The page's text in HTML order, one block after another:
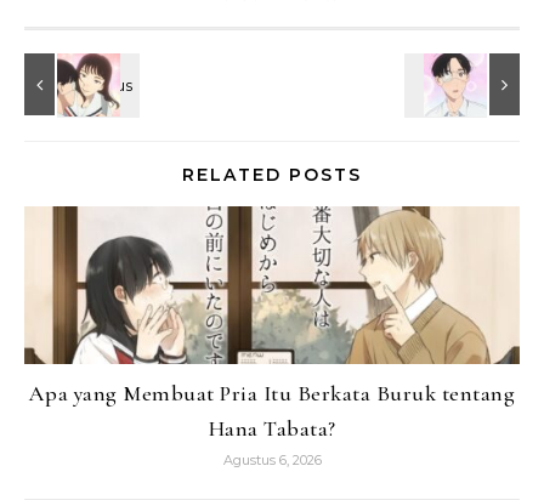
RELATED POSTS
Apa yang Membuat Pria Itu Berkata Buruk tentang
Hana Tabata?
Agustus 6, 2026